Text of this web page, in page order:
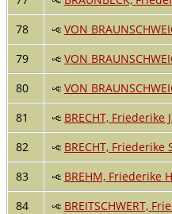
78
VON
79
VON
80
VON
81
BRECHT, Friederike
82
BRECHT, Friederike
83
BREHM, Friederike
84
BREITSCHWERT,